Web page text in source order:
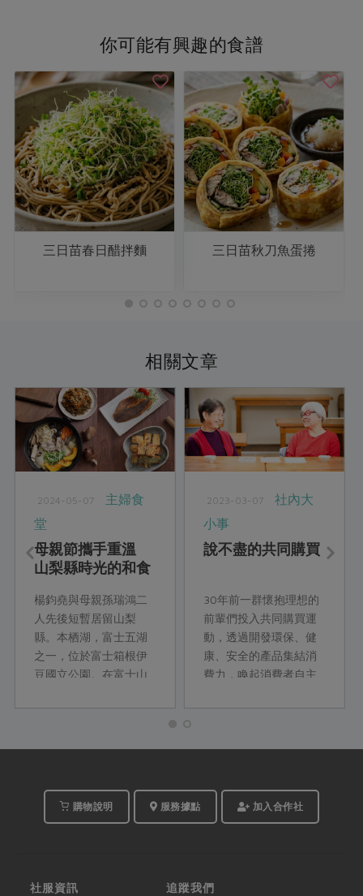
你可能有興趣的食譜
三日苗春日醋拌麵 三日苗秋刀魚蛋捲
相關文章
2024-05-07
主婦食
堂
母親節攜手重溫
山梨縣時光的和食
楊鈞堯與母親孫瑞鴻二
人先後短暫居留山梨
縣。本栖湖，富士五湖
之一，位於富士箱根伊
豆國立公園。在富士山
季清朗的日子裡，他們
化、季節旬味收納進餐
化的融合，使他們看見
文化底蘊的內涵，並將
料理提升到待人接物的
2023-03-07
社內大
小事
說不盡的共同購買
30年前一群懷抱理想的
前輩們投入共同購買運
動，透過開發環保、健
康、安全的產品集結消
費力，喚起消費者自主
會、照顧弱勢的理想，
初衷，也成為彼此生命
過黃利利與翁美川的分
享，一起走進共同購買
的時光廊道。
購物說明 服務據點 加入合作社
社服資訊 追蹤我們